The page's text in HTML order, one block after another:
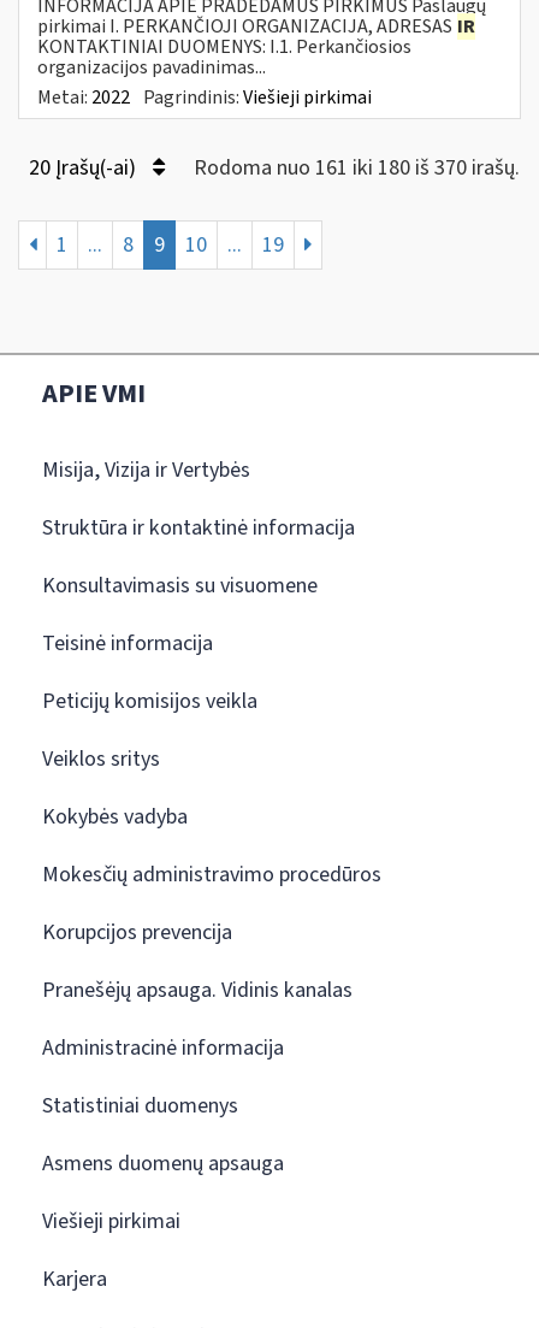
INFORMACIJA APIE PRADEDAMUS PIRKIMUS Paslaugų
pirkimai I. PERKANČIOJI ORGANIZACIJA, ADRESAS IR
KONTAKTINIAI DUOMENYS: I.1. Perkančiosios
organizacijos pavadinimas...
Metai: 2022 Pagrindinis:Viešieji pirkimai
20 Įrašų(-ai) Rodoma nuo 161 iki 180 iš 370 irašų.
1 ... 8 9 10 ... 19
APIE VMI
Misija, Vizija ir Vertybės
Struktūra ir kontaktinė informacija
Konsultavimasis su visuomene
Teisinė informacija
Peticijų komisijos veikla
Veiklos sritys
Kokybės vadyba
Mokesčių administravimo procedūros
Korupcijos prevencija
Pranešėjų apsauga. Vidinis kanalas
Administracinė informacija
Statistiniai duomenys
Asmens duomenų apsauga
Viešieji pirkimai
Karjera